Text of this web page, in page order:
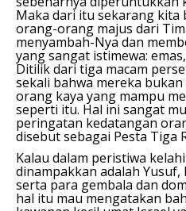
Maka dari itu sekarang kita
orang-orang majus dari
menyambah-Nya dan
yang sangat istimewa:
Ditilik dari tiga macam
sekali bahwa mereka
orang kaya yang mampu
seperti itu. Hal ini sangat
peringatan kedatangan
disebut sebagai Pesta Tiga
Kalau dalam peristiwa
dinampakkan adalah
serta para gembala dan
hal itu mau mengatakan